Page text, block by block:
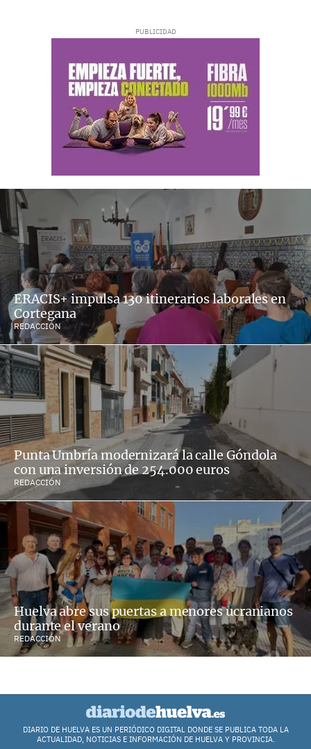
ERACIS+ impulsa 130 itinerarios laborales en
Cortegana
REDACCIÓN
Punta Umbría modernizará la calle Góndola
con una inversión de 254.000 euros
REDACCIÓN
Huelva abre sus puertas a menores ucranianos
durante el verano
REDACCIÓN
DIARIO DE HUELVA ES UN PERIÓDICO DIGITAL DONDE SE PUBLICA TODA LA
ACTUALIDAD, NOTICIAS E INFORMACIÓN DE HUELVA Y PROVINCIA.